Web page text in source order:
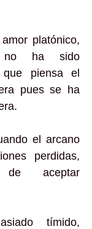
platónico,
no ha sido
piensa el
pues se ha
el arcano
perdidas,
aceptar
tímido,